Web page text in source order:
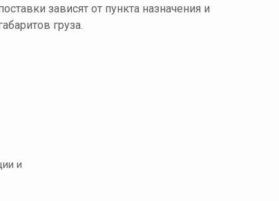
зависят от пункта назначения и
груза.
и